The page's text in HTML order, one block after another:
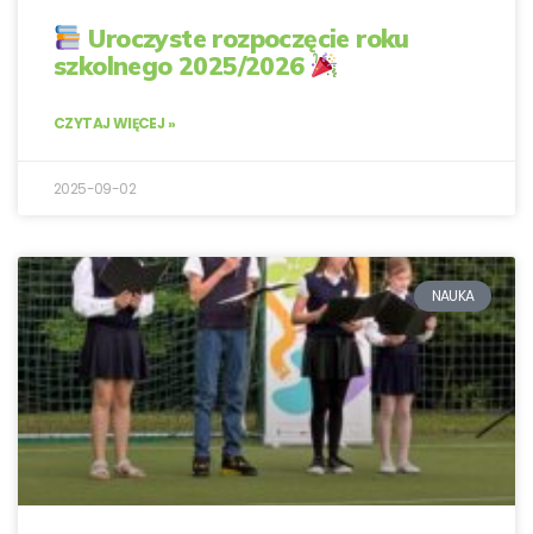
Uroczyste rozpoczęcie roku
szkolnego 2025/2026
CZYTAJ WIĘCEJ »
2025-09-02
NAUKA